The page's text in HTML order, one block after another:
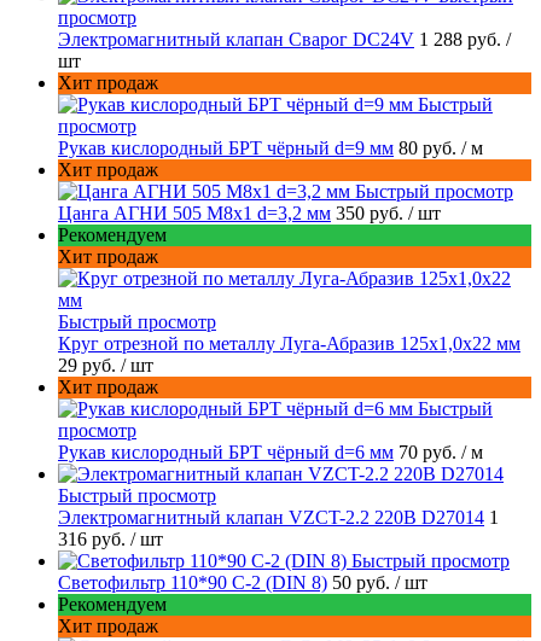
просмотр
Электромагнитный клапан Сварог DC24V 1 288 руб. /
шт
Хит продаж
Быстрый
просмотр
Рукав кислородный БРТ чёрный d=9 мм 80 руб. / м
Хит продаж
Быстрый просмотр
Цанга АГНИ 505 М8х1 d=3,2 мм 350 руб. / шт
Рекомендуем
Хит продаж
Быстрый просмотр
Круг отрезной по металлу Луга-Абразив 125x1,0x22 мм
29 руб. / шт
Хит продаж
Быстрый
просмотр
Рукав кислородный БРТ чёрный d=6 мм 70 руб. / м
Быстрый просмотр
Электромагнитный клапан VZCT-2.2 220В D27014 1
316 руб. / шт
Быстрый просмотр
Светофильтр 110*90 С-2 (DIN 8) 50 руб. / шт
Рекомендуем
Хит продаж